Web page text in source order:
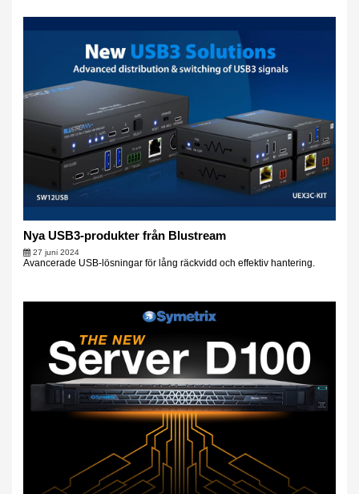
Nya USB3-produkter från Blustream
27 juni 2024
Avancerade USB-lösningar för lång räckvidd och effektiv hantering.